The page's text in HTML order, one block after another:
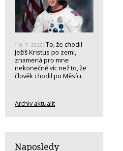
(19. 7. 2026) To, že chodil
Ježíš Kristus po zemi,
znamená pro mne
nekonečně víc než to, že
člověk chodil po Měsíci.
Archiv aktualit
Naposledy